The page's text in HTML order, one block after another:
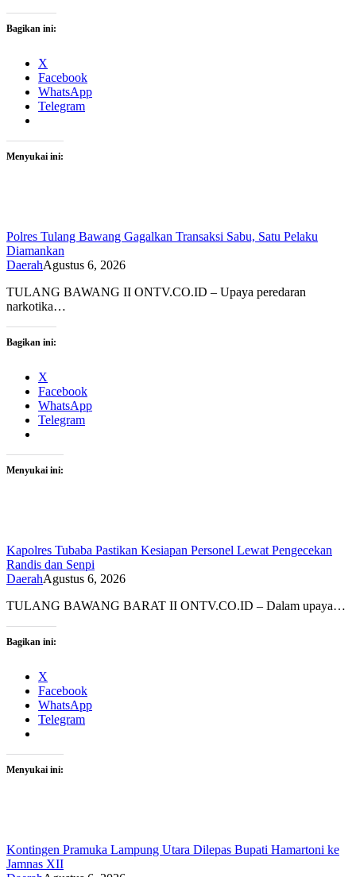
Bagikan ini:
X
Facebook
WhatsApp
Telegram
Menyukai ini:
Polres Tulang Bawang Gagalkan Transaksi Sabu, Satu Pelaku
Diamankan
DaerahAgustus 6, 2026
TULANG BAWANG II ONTV.CO.ID – Upaya peredaran
narkotika…
Bagikan ini:
X
Facebook
WhatsApp
Telegram
Menyukai ini:
Kapolres Tubaba Pastikan Kesiapan Personel Lewat Pengecekan
Randis dan Senpi
DaerahAgustus 6, 2026
TULANG BAWANG BARAT II ONTV.CO.ID – Dalam upaya…
Bagikan ini:
X
Facebook
WhatsApp
Telegram
Menyukai ini:
Kontingen Pramuka Lampung Utara Dilepas Bupati Hamartoni ke
Jamnas XII